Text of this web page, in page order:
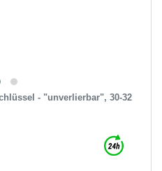
- "unverlierbar", 30-32